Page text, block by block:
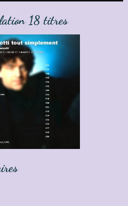
18 titres